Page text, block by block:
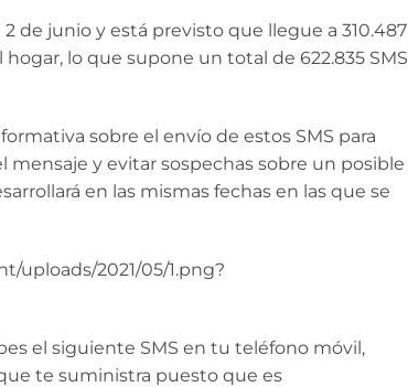
de junio y está previsto que llegue a 310.487
lo que supone un total de 622.835 SMS
sobre el envío de estos SMS para
y evitar sospechas sobre un posible
en las mismas fechas en las que se
el siguiente SMS en tu teléfono móvil,
te suministra puesto que es